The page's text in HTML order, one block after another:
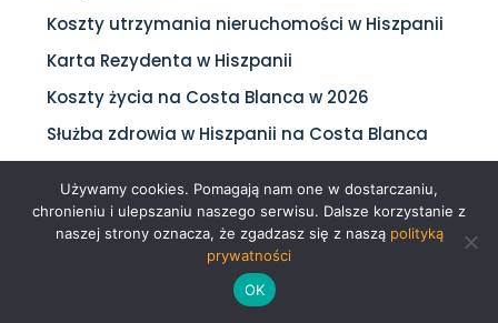
Koszty utrzymania nieruchomości w Hiszpanii
Karta Rezydenta w Hiszpanii
Koszty życia na Costa Blanca w 2026
Służba zdrowia w Hiszpanii na Costa Blanca
Zakup nieruchomości w Hiszpanii w 10 krokach
Wynajem krótkoterminowy czy
długoterminowy w Hiszpanii, jaką wybrać
Używamy cookies. Pomagają nam one w dostarczaniu,
chronieniu i ulepszaniu naszego serwisu. Dalsze korzystanie z
naszej strony oznacza, że zgadzasz się z naszą polityką
prywatności
OK